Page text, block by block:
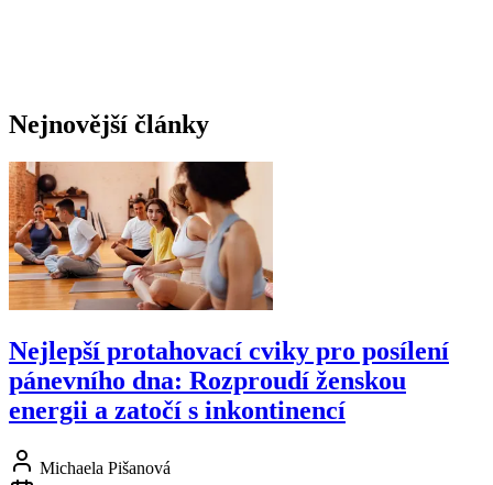
Nejnovější články
Nejlepší protahovací cviky pro posílení
pánevního dna: Rozproudí ženskou
energii a zatočí s inkontinencí
Michaela Pišanová